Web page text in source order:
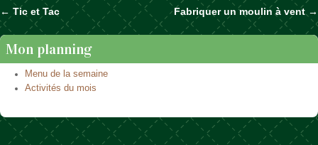
Naviguer dans les articles
← Tic et Tac Fabriquer un moulin à vent →
Mon planning
Menu de la semaine
Activités du mois